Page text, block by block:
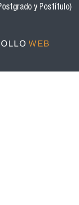
y Postítulo)